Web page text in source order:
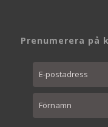
Prenumerera på